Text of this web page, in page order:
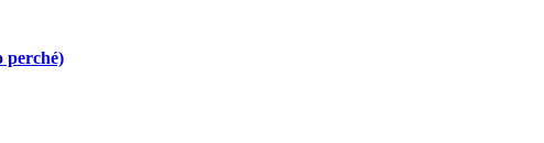
perché)